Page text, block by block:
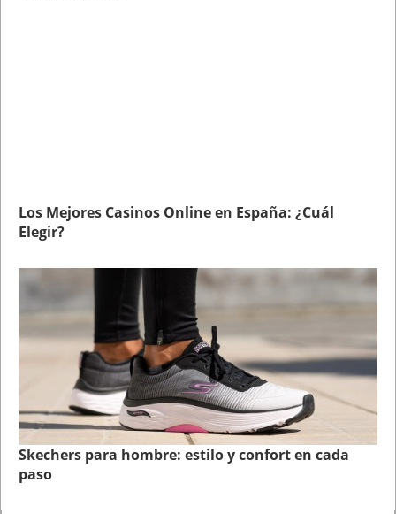
Los Mejores Casinos Online en España: ¿Cuál
Elegir?
Skechers para hombre: estilo y confort en cada
paso